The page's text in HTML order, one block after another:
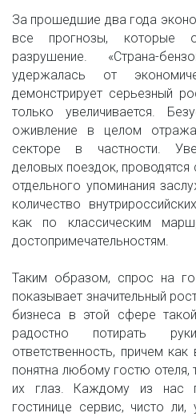
За прошедшие два года
все прогнозы, которые
разрушение. «Страна-
удержалась от
демонстрирует серьезный
только увеличивается.
оживление в целом
секторе в частности.
деловых поездок,
отдельного упоминания
количество
как по классическим
достопримечательностям.
Таким образом, спрос на
показывает значительный
бизнеса в этой сфере
радостно потирать
ответственность, причем
понятна любому гостю отеля,
их глаз. Каждому из нас
гостинице сервис, чисто